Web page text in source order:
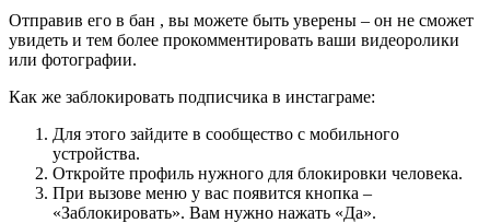
Отправив его в бан , вы можете быть уверены – он не сможет
увидеть и тем более прокомментировать ваши видеоролики
или фотографии.
Как же заблокировать подписчика в инстаграме:
Для этого зайдите в сообщество с мобильного
устройства.
Откройте профиль нужного для блокировки человека.
При вызове меню у вас появится кнопка –
«Заблокировать». Вам нужно нажать «Да».